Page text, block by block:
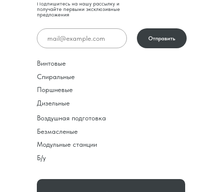
Подпишитесь на нашу рассылку и
получайте первыми эксклюзивные
предложения
Винтовые
Спиральные
Поршневые
Дизельные
Воздушная подготовка
Безмасленые
Модульные станции
Б/у
Отправить